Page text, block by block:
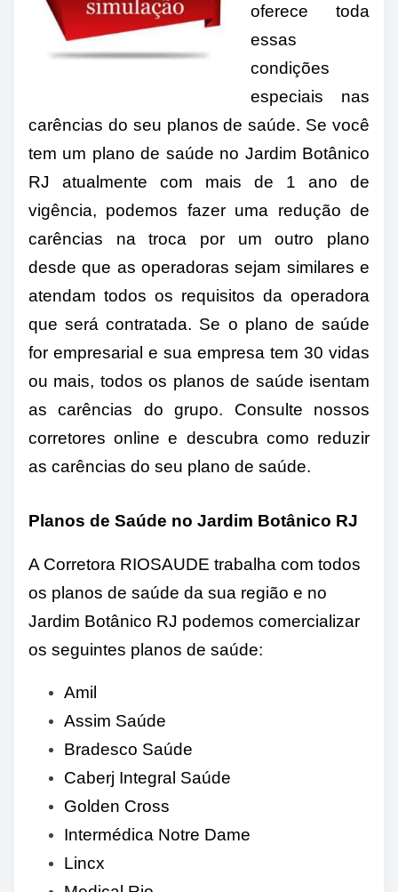
oferece toda
essas
condições
especiais nas
carências do seu planos de saúde. Se você
tem um plano de saúde no Jardim Botânico
RJ atualmente com mais de 1 ano de
vigência, podemos fazer uma redução de
carências na troca por um outro plano
desde que as operadoras sejam similares e
atendam todos os requisitos da operadora
que será contratada. Se o plano de saúde
for empresarial e sua empresa tem 30 vidas
ou mais, todos os planos de saúde isentam
as carências do grupo. Consulte nossos
corretores online e descubra como reduzir
as carências do seu plano de saúde.
Planos de Saúde no Jardim Botânico RJ
A Corretora RIOSAUDE trabalha com todos
os planos de saúde da sua região e no
Jardim Botânico RJ podemos comercializar
os seguintes planos de saúde:
Amil
Assim Saúde
Bradesco Saúde
Caberj Integral Saúde
Golden Cross
Intermédica Notre Dame
Lincx